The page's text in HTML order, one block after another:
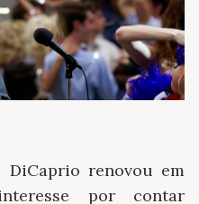
DiCaprio renovou em
por contar